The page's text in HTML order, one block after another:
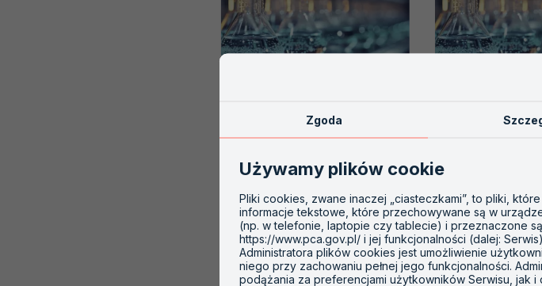
Akredytacja PT 003
27 LUTEGO 2024
Centralne Laboratorium Pomiarowo-
Badawcze Sp. z o.o., Ośrodek Badań
Biegłości CLP-B LABTEST,
posiadający od 2010 roku akredytację
PCA w zakresie badań biegłości (PT
Akredytacja
"QSC" Danuta
PT), akredytowany
Organizator Badań
012 zaprasza do
badaniach PT w
Zgoda
Używamy plików cookie
Pliki cookies, zwane inaczej „ciasteczkami”, to pliki,
informacje tekstowe, które przechowywane są w
(np. w telefonie, laptopie czy tablecie) i przeznaczone
https://www.pca.gov.pl/ i jej funkcjonalności (dalej:
Administratora plików cookies jest umożliwienie
niego przy zachowaniu pełnej jego funkcjonalności.
podążania za preferencjami użytkowników Serwisu, jak